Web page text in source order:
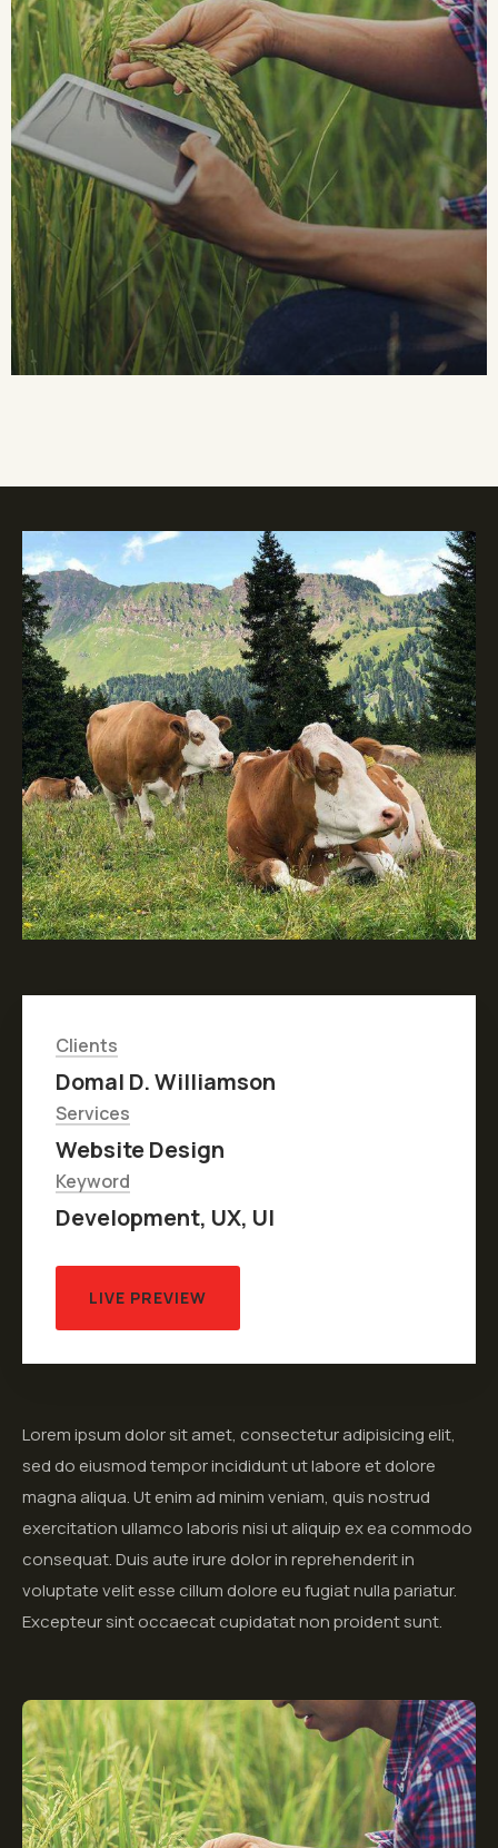
Organic Grap
Clients
Domal D. Williamson
Services
Website Design
Keyword
Development, UX, UI
LIVE PREVIEW
Lorem ipsum dolor sit amet, consectetur adipisicing elit,
sed do eiusmod tempor incididunt ut labore et dolore
magna aliqua. Ut enim ad minim veniam, quis nostrud
exercitation ullamco laboris nisi ut aliquip ex ea commodo
consequat. Duis aute irure dolor in reprehenderit in
voluptate velit esse cillum dolore eu fugiat nulla pariatur.
Excepteur sint occaecat cupidatat non proident sunt.